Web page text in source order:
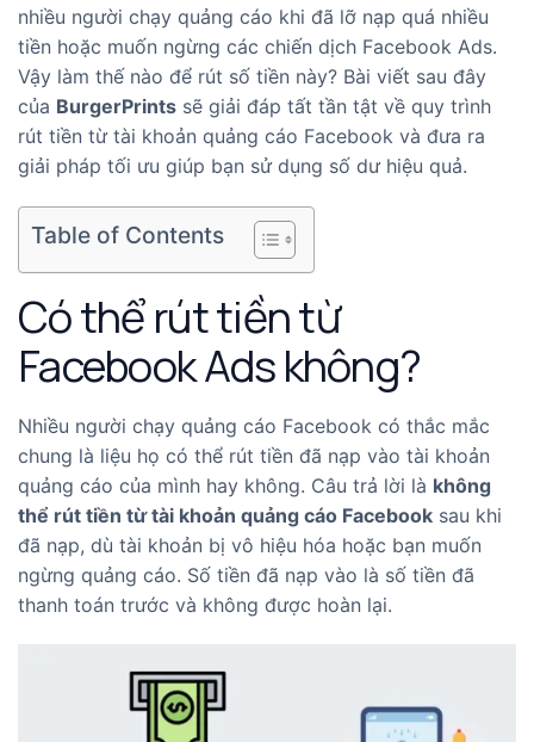
nhiều người chạy quảng cáo khi đã lỡ nạp quá nhiều
tiền hoặc muốn ngừng các chiến dịch Facebook Ads.
Vậy làm thế nào để rút số tiền này? Bài viết sau đây
của BurgerPrints sẽ giải đáp tất tần tật về quy trình
rút tiền từ tài khoản quảng cáo Facebook và đưa ra
giải pháp tối ưu giúp bạn sử dụng số dư hiệu quả.
Table of Contents
Có thể rút tiền từ
Facebook Ads không?
Nhiều người chạy quảng cáo Facebook có thắc mắc
chung là liệu họ có thể rút tiền đã nạp vào tài khoản
quảng cáo của mình hay không. Câu trả lời là không
thể rút tiền từ tài khoản quảng cáo Facebook sau khi
đã nạp, dù tài khoản bị vô hiệu hóa hoặc bạn muốn
ngừng quảng cáo. Số tiền đã nạp vào là số tiền đã
thanh toán trước và không được hoàn lại.